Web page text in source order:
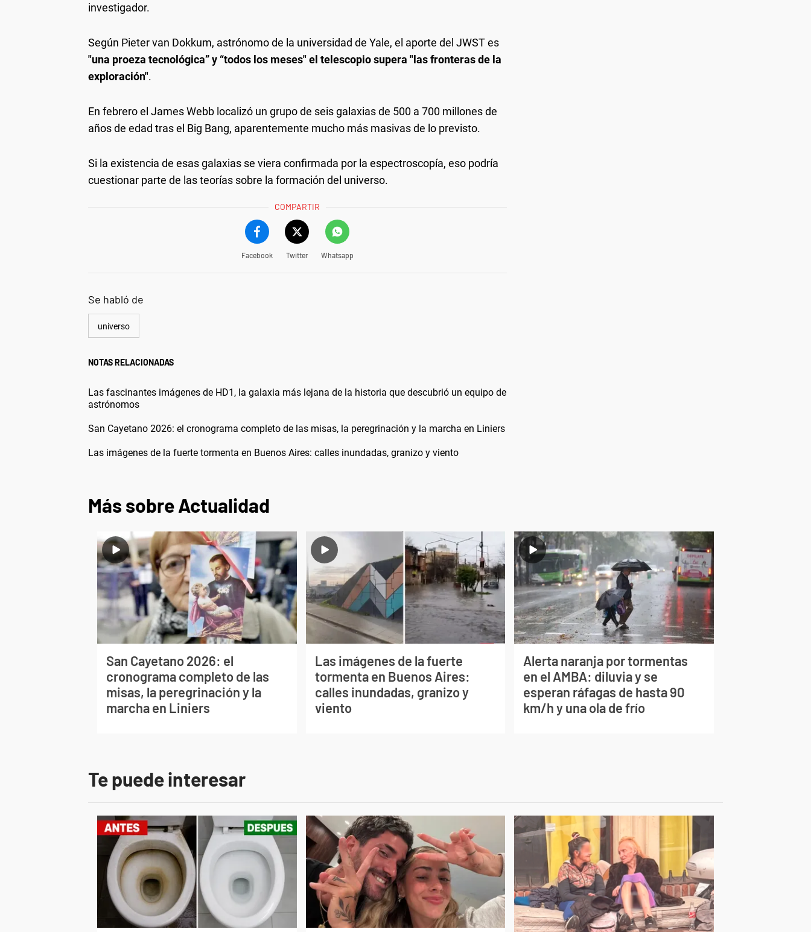
investigador.
Según Pieter van Dokkum, astrónomo de la universidad de Yale, el aporte del JWST es
"una proeza tecnológica” y “todos los meses" el telescopio supera "las fronteras de la
exploración".
En febrero el James Webb localizó un grupo de seis galaxias de 500 a 700 millones de
años de edad tras el Big Bang, aparentemente mucho más masivas de lo previsto.
Si la existencia de esas galaxias se viera confirmada por la espectroscopía, eso podría
cuestionar parte de las teorías sobre la formación del universo.
COMPARTIR
Facebook Twitter Whatsapp
Se habló de
universo
NOTAS RELACIONADAS
Las fascinantes imágenes de HD1, la galaxia más lejana de la historia que descubrió un equipo de
astrónomos
San Cayetano 2026: el cronograma completo de las misas, la peregrinación y la marcha en Liniers
Las imágenes de la fuerte tormenta en Buenos Aires: calles inundadas, granizo y viento
Más sobre Actualidad
San Cayetano 2026: el
cronograma completo de las
misas, la peregrinación y la
marcha en Liniers
Las imágenes de la fuerte
tormenta en Buenos Aires:
calles inundadas, granizo y
viento
Alerta naranja por tormentas
en el AMBA: diluvia y se
esperan ráfagas de hasta 90
km/h y una ola de frío
Te puede interesar